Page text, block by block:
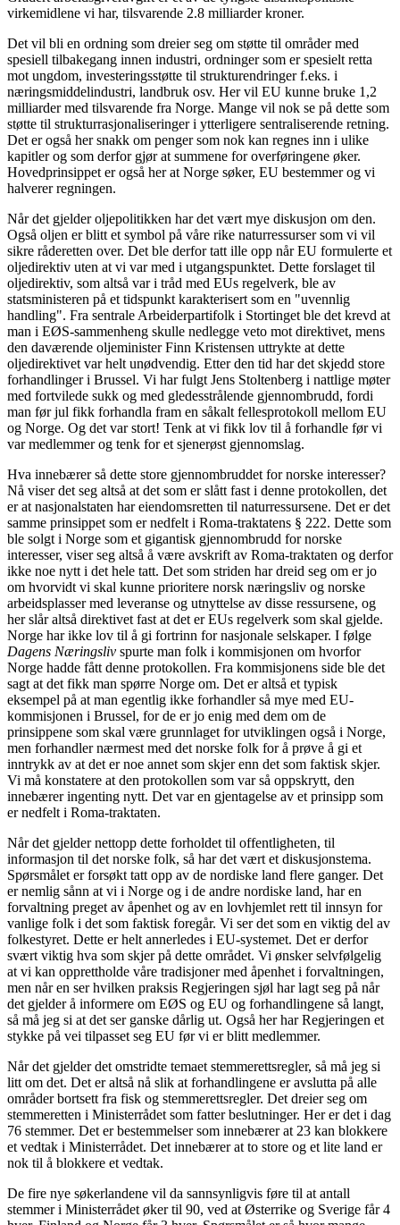
virkemidlene vi har, tilsvarende 2.8 milliarder kroner.
Det vil bli en ordning som dreier seg om støtte til områder med
spesiell tilbakegang innen industri, ordninger som er spesielt retta
mot ungdom, investeringsstøtte til strukturendringer f.eks. i
næringsmiddelindustri, landbruk osv. Her vil EU kunne bruke 1,2
milliarder med tilsvarende fra Norge. Mange vil nok se på dette som
støtte til strukturrasjonaliseringer i ytterligere sentraliserende retning.
Det er også her snakk om penger som nok kan regnes inn i ulike
kapitler og som derfor gjør at summene for overføringene øker.
Hovedprinsippet er også her at Norge søker, EU bestemmer og vi
halverer regningen.
Når det gjelder oljepolitikken har det vært mye diskusjon om den.
Også oljen er blitt et symbol på våre rike naturressurser som vi vil
sikre råderetten over. Det ble derfor tatt ille opp når EU formulerte et
oljedirektiv uten at vi var med i utgangspunktet. Dette forslaget til
oljedirektiv, som altså var i tråd med EUs regelverk, ble av
statsministeren på et tidspunkt karakterisert som en "uvennlig
handling". Fra sentrale Arbeiderpartifolk i Stortinget ble det krevd at
man i EØS-sammenheng skulle nedlegge veto mot direktivet, mens
den daværende oljeminister Finn Kristensen uttrykte at dette
oljedirektivet var helt unødvendig. Etter den tid har det skjedd store
forhandlinger i Brussel. Vi har fulgt Jens Stoltenberg i nattlige møter
med fortvilede sukk og med gledesstrålende gjennombrudd, fordi
man før jul fikk forhandla fram en såkalt fellesprotokoll mellom EU
og Norge. Og det var stort! Tenk at vi fikk lov til å forhandle før vi
var medlemmer og tenk for et sjenerøst gjennomslag.
Hva innebærer så dette store gjennombruddet for norske interesser?
Nå viser det seg altså at det som er slått fast i denne protokollen, det
er at nasjonalstaten har eiendomsretten til naturressursene. Det er det
samme prinsippet som er nedfelt i Roma-traktatens § 222. Dette som
ble solgt i Norge som et gigantisk gjennombrudd for norske
interesser, viser seg altså å være avskrift av Roma-traktaten og derfor
ikke noe nytt i det hele tatt. Det som striden har dreid seg om er jo
om hvorvidt vi skal kunne prioritere norsk næringsliv og norske
arbeidsplasser med leveranse og utnyttelse av disse ressursene, og
her slår altså direktivet fast at det er EUs regelverk som skal gjelde.
Norge har ikke lov til å gi fortrinn for nasjonale selskaper. I følge
Dagens Næringsliv spurte man folk i kommisjonen om hvorfor
Norge hadde fått denne protokollen. Fra kommisjonens side ble det
sagt at det fikk man spørre Norge om. Det er altså et typisk
eksempel på at man egentlig ikke forhandler så mye med EU-
kommisjonen i Brussel, for de er jo enig med dem om de
prinsippene som skal være grunnlaget for utviklingen også i Norge,
men forhandler nærmest med det norske folk for å prøve å gi et
inntrykk av at det er noe annet som skjer enn det som faktisk skjer.
Vi må konstatere at den protokollen som var så oppskrytt, den
innebærer ingenting nytt. Det var en gjentagelse av et prinsipp som
er nedfelt i Roma-traktaten.
Når det gjelder nettopp dette forholdet til offentligheten, til
informasjon til det norske folk, så har det vært et diskusjonstema.
Spørsmålet er forsøkt tatt opp av de nordiske land flere ganger. Det
er nemlig sånn at vi i Norge og i de andre nordiske land, har en
forvaltning preget av åpenhet og av en lovhjemlet rett til innsyn for
vanlige folk i det som faktisk foregår. Vi ser det som en viktig del av
folkestyret. Dette er helt annerledes i EU-systemet. Det er derfor
svært viktig hva som skjer på dette området. Vi ønsker selvfølgelig
at vi kan opprettholde våre tradisjoner med åpenhet i forvaltningen,
men når en ser hvilken praksis Regjeringen sjøl har lagt seg på når
det gjelder å informere om EØS og EU og forhandlingene så langt,
så må jeg si at det ser ganske dårlig ut. Også her har Regjeringen et
stykke på vei tilpasset seg EU før vi er blitt medlemmer.
Når det gjelder det omstridte temaet stemmerettsregler, så må jeg si
litt om det. Det er altså nå slik at forhandlingene er avslutta på alle
områder bortsett fra fisk og stemmerettsregler. Det dreier seg om
stemmeretten i Ministerrådet som fatter beslutninger. Her er det i dag
76 stemmer. Det er bestemmelser som innebærer at 23 kan blokkere
et vedtak i Ministerrådet. Det innebærer at to store og et lite land er
nok til å blokkere et vedtak.
De fire nye søkerlandene vil da sannsynligvis føre til at antall
stemmer i Ministerrådet øker til 90, ved at Østerrike og Sverige får 4